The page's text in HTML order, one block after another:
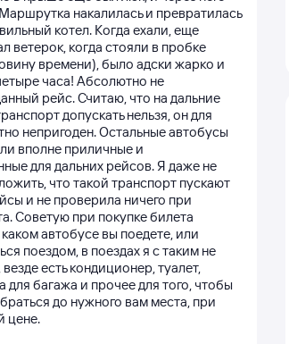
накалилась и превратилась
котел. Когда ехали, еще
ветерок, когда стояли в пробке
времени), было адски жарко и
часа! Абсолютно не
рейс. Считаю, что на дальние
допускать нельзя, он для
непригоден. Остальные автобусы
вполне приличные и
для дальних рейсов. Я даже не
что такой транспорт пускают
и не проверила ничего при
Советую при покупке билета
автобусе вы поедете, или
поездом, в поездах я с таким не
есть кондиционер, туалет,
для багажа и прочее для того, чтобы
до нужного вам места, при
цене.